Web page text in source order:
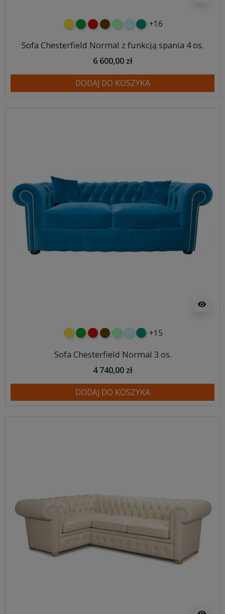
żółtyzielonyczerwony
czekoladowy
miętowybłękitny
turkusowy
+16
Sofa Chesterfield Normal z funkcją spania 4 os.
6 600,00 zł
DODAJ DO KOSZYKA
visibility
żółtyzielonyczerwony
czekoladowy
miętowybłękitny
turkusowy
+15
Sofa Chesterfield Normal 3 os.
4 740,00 zł
DODAJ DO KOSZYKA